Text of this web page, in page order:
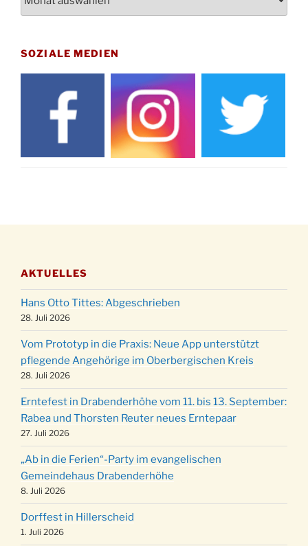
12.11.
Uhr
Drabenderhöhe um 11:15 Uhr
21.11.
Basar im Ev. Gemeindehaus von 14-16:30 Uhr
Katharinenball des Honterus Chors im
Stadtteilhaus um 19:00 Uhr
Kinderbibeltag im Ev. Gemeindehaus von 10-
12 Uhr
Stadtteilhaus um 19:00 Uhr
11.12.
Puer-Natus weihnachtliches Brauchtum am
Robert-Gassner-Hof um 17:00 Uhr
19.12.
Kinderbibeltag im Ev. Gemeindehaus von 10-
12 Uhr
20.12.
Weihnachts-Konzert des Honterus Chors in
der Kirche um 17:00 Uhr
24.12.
Familiengottesdienst mit Krippenspiel im Ev.
Gemeindehaus um 15:00 Uhr
24.12. Familiengottesdienst in der FeG um 16 Uhr
24.12.
Weihnachtsgottesdienst in der Kirche um
15:00 Uhr
24.12.
Weihnachtsgottesdienst in der Kirche um
18:00 Uhr
24.12.
Christmette mit der ev. Jugend in der Kirche
um 23:00 Uhr
SOZIALE MEDIEN
AKTUELLES
Hans Otto Tittes: Abgeschrieben
28. Juli 2026
Vom Prototyp in die Praxis: Neue App unterstützt
pflegende Angehörige im Oberbergischen Kreis
28. Juli 2026
Erntefest in Drabenderhöhe vom 11. bis 13. September:
Rabea und Thorsten Reuter neues Erntepaar
27. Juli 2026
„Ab in die Ferien“-Party im evangelischen
Gemeindehaus Drabenderhöhe
8. Juli 2026
Dorffest in Hillerscheid
1. Juli 2026